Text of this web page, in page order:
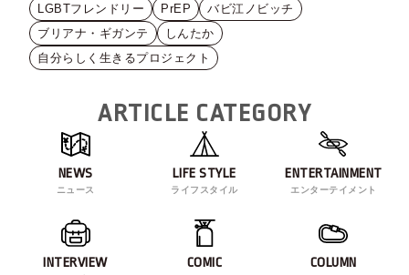
LGBTフレンドリー
PrEP
バビ江ノビッチ
ブリアナ・ギガンテ
しんたか
自分らしく生きるプロジェクト
ARTICLE CATEGORY
NEWS
ニュース
LIFE STYLE
ライフスタイル
ENTERTAINMENT
エンターテイメント
INTERVIEW COMIC COLUMN